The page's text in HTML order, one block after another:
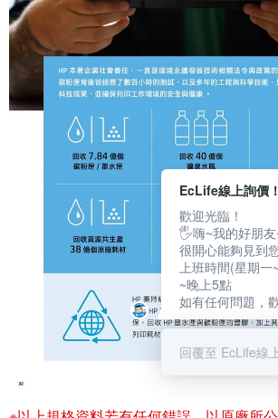
EcLife線上詢價
歡迎光臨！
🖐嗨~我的好朋友
很開心能夠見到
上班時間(星期一
~晚上5點
如有任何問題，